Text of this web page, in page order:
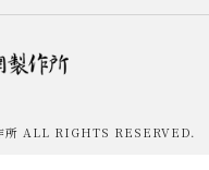
所 ALL RIGHTS RESERVED.